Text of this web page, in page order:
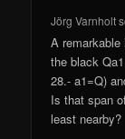
Jörg Varnholt
A
the black
28.- a1=Q)
Is that span
least nearby?